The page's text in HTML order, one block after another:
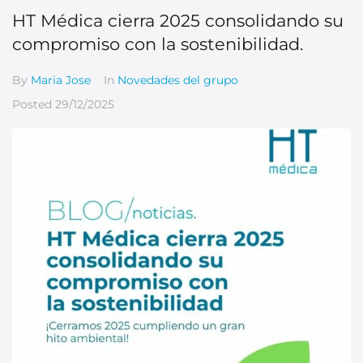
HT Médica cierra 2025 consolidando su
compromiso con la sostenibilidad.
By Maria Jose In Novedades del grupo
Posted 29/12/2025